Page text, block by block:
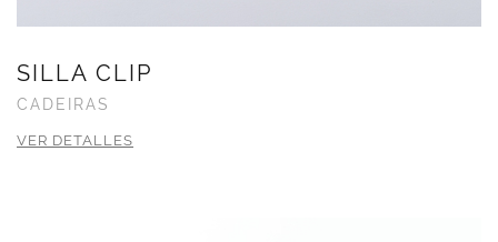
SILLA CLIP
CADEIRAS
VER DETALLES